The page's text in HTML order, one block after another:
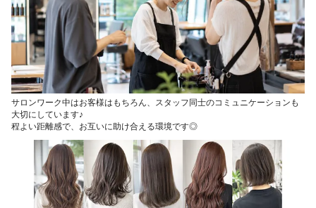
サロンワーク中はお客様はもちろん、スタッフ同士のコミュニケーションも
大切にしています♪
程よい距離感で、お互いに助け合える環境です◎